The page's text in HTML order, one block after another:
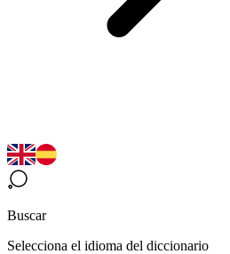
Buscar
Selecciona el idioma del diccionario